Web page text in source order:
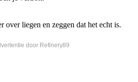
liegen en zeggen dat het echt is.
door Refinery89